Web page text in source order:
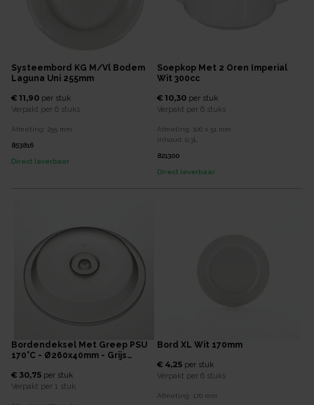
Systeembord KG M/vl Bodem
Laguna Uni 255mm
€ 11,90 per stuk
Verpakt per 6 stuks
Afmeting: 255 mm
853816
Direct leverbaar
Soepkop Met 2 Oren Imperial
Wit 300cc
€ 10,30 per stuk
Verpakt per 6 stuks
Afmeting: 100 x 51 mm
Inhoud: 0,3L
821300
Direct leverbaar
Bordendeksel Met Greep PSU
170°C - Ø260x40mm - Grijs
€ 30,75 per stuk
Verpakt per 1 stuk
Bord XL Wit 170mm
€ 4,25 per stuk
Verpakt per 6 stuks
Afmeting: 170 mm